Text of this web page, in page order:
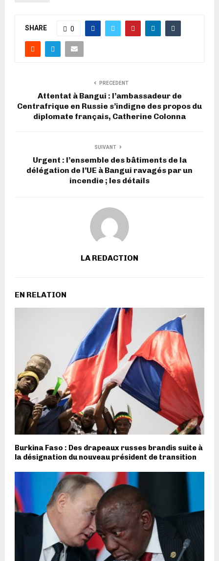
SHARE 0
PRECEDENT
Attentat à Bangui : l’ambassadeur de
Centrafrique en Russie s’indigne des propos du
diplomate français, Catherine Colonna
SUIVANT
Urgent : l’ensemble des bâtiments de la
délégation de l’UE à Bangui ravagés par un
incendie ; les détails
LA REDACTION
EN RELATION
Burkina Faso : Des drapeaux russes brandis suite à
la désignation du nouveau président de transition